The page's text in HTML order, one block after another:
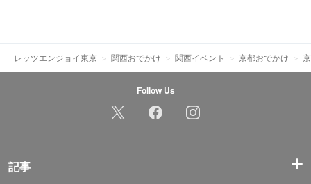
レッツエンジョイ東京 関西おでかけ 関西イベント 京都おでかけ
Follow Us
記事